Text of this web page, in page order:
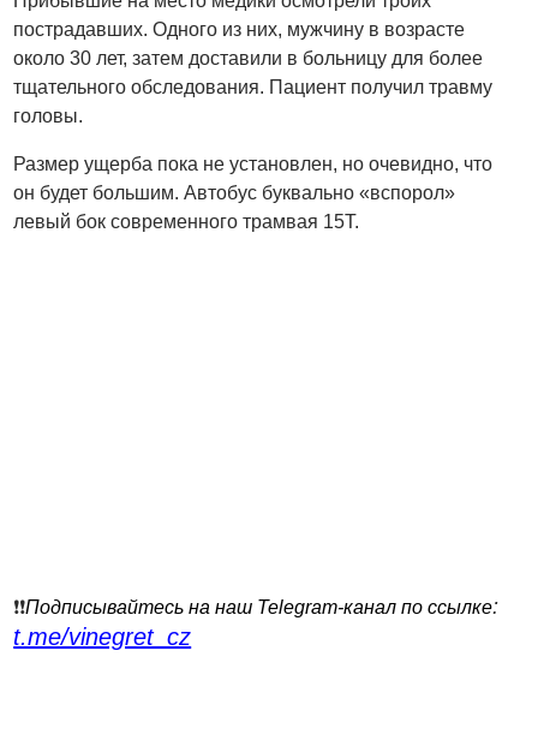
пострадавших. Одного из них, мужчину в возрасте
около 30 лет, затем доставили в больницу для более
тщательного обследования. Пациент получил травму
головы.
Размер ущерба пока не установлен, но очевидно, что
он будет большим. Автобус буквально «вспорол»
левый бок современного трамвая 15T.
❗️❗️Подписывайтесь на наш Telegram-канал по ссылке:
t.me/vinegret_cz